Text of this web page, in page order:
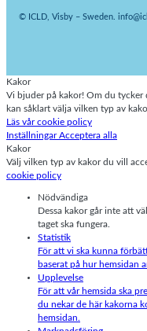
© ICLD, Visby – Sweden.
Kakor
Vi bjuder på kakor! Om du tycker
kan såklart välja vilken typ av
Läs vår cookie policy
InställningarAcceptera alla
Kakor
Välj vilken typ av kakor du vill
cookie policy
Nödvändiga
Dessa kakor går inte att
taget ska fungera.
Statistik
För att vi ska kunna
baserat på hur hemsidan
Upplevelse
För att vår hemsida ska
du nekar de här kakorna
hemsidan.